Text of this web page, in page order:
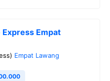
Empat
Empat Lawang